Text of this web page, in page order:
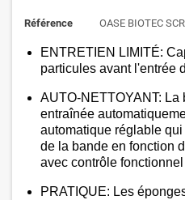
Référence OASE BIOTEC
ENTRETIEN LIMITÉ​​:
particules avant l'entrée
AUTO-NETTOYANT​​: La
entraînée
automatique réglable
de la bande en fonction
avec contrôle
PRATIQUE​​: Les